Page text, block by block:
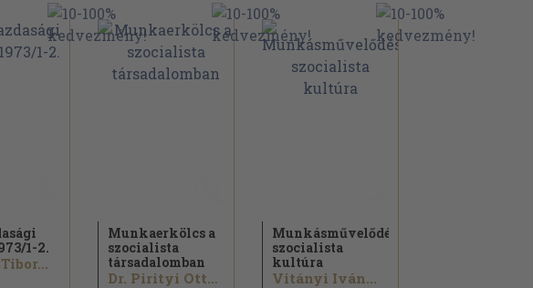
1-2.
Munkaerkölcs a
szocialista
társadalomban
Dr. Pirityi Ottó...
Munkásművelődés-
szocialista
kultúra
Vitányi Iván...